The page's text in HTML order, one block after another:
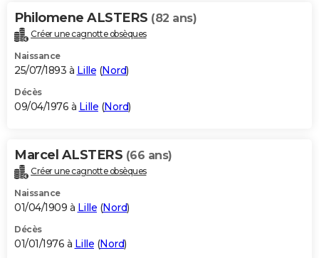
Philomene ALSTERS (82 ans)
Créer une cagnotte obsèques
Naissance
25/07/1893 à Lille (Nord)
Décès
09/04/1976 à Lille (Nord)
Marcel ALSTERS (66 ans)
Créer une cagnotte obsèques
Naissance
01/04/1909 à Lille (Nord)
Décès
01/01/1976 à Lille (Nord)